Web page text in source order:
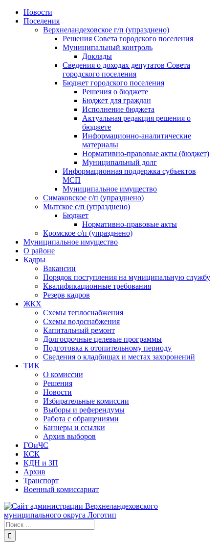
Skip
Новости
Поселения
Верхнеландеховское г/п (упразднено)
Решения Совета городского поселения
Муниципальный контроль
Доклады
Сведения о доходах депутатов Совета
городского поселения
Бюджет городского поселения
Решения о бюджете
Бюджет для граждан
Исполнение бюджета
Актуальная редакция решения о
бюджете
Информационно-аналитические
материалы
Нормативно-правовые акты (бюджет)
Муниципальный долг
Информационная поддержка субъектов
МСП
Муниципальное имущество
Симаковское с/п (упразднено)
Мытское с/п (упразднено)
Бюджет
Нормативно-правовые акты
Кромское с/п (упразднено)
Муниципальное имущество
О районе
Кадры
Вакансии
Порядок поступления на муниципальную службу
Квалификационные требования
Резерв кадров
ЖКХ
Схемы теплоснабжения
Схемы водоснабжения
Капитальный ремонт
Долгосрочные целевые программы
Подготовка к отопительному периоду
Сведения о кладбищах и местах захоронений
ТИК
О комиссии
Решения
Новости
Избирательные комиссии
Выборы и референдумы
Работа с обращениями
Баннеры и ссылки
Архив выборов
ГОиЧС
КСК
КДН и ЗП
Архив
Транспорт
Военный комиссариат
Результат
поиска: